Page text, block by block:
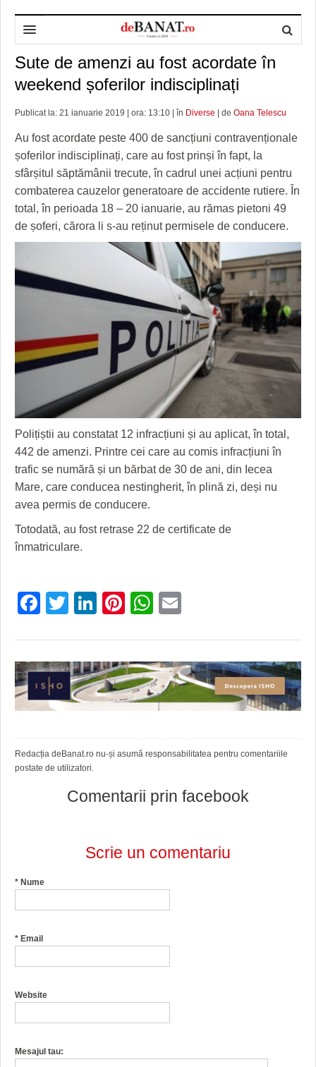
HOME
DESPRE NOI
REDACȚIA DEBANAT
POLITICA DE COOKIES
POLITICA DE CONFIDENȚIALITATE
ADMINISTRAȚIE
PRIMĂRIA TIMIŞOARA
CONSILIUL JUDEŢEAN TIMIŞ
PREFECTURA TIMIŞ
POLITICĂ
POLITICA
SPORT
POLI TIMISOARA
FOTBAL JUDETEAN
ALTE SPORTURI
OPINII
DOSARELE DEBANAT
ETICA LUCIDITĂȚII ASISTATE
JURNAL DE CAMPANIE
ZÂMBETE AMARE
GRĂDINA TAICII DOMNULUI
ZIARISTU’ DE TERASĂ
CU OIŞTEA-N KIERKEGAARD
FINANŢĂRI DE LA A LA Z
PE SURSE
TIMP LIBER ȘI CULTURĂ
TIMP LIBER
ULTRAMARIN VA RECOMANDA
CULTURA
CRONICĂ DE FILM
UNDE MERGEM
FILME DOCUMENTARE
CLIPURI VIDEO
JOCURI ONLINE
ECONOMIC
MAI MULTE
ANUNŢURI
INFO SI UTILE
CULTURA
INVATAMANT
JUSTITIE
FILME DOCUMENTARE
JOCURI ONLINE
FARMACII DIN TIMIŞOARA
LICEE, ŞCOLI ŞI GRĂDINIŢE DIN TIMIŞ
PRIMĂRIILE DIN TIMIŞ
SFATURI JURIDICE
Sute de amenzi au fost acordate în
weekend șoferilor indisciplinați
Publicat la: 21 ianuarie 2019 | ora: 13:10 | în Diverse | de Oana Telescu
Au fost acordate peste 400 de sancțiuni contravenționale
șoferilor indisciplinați, care au fost prinși în fapt, la
sfârșitul săptămânii trecute, în cadrul unei acțiuni pentru
combaterea cauzelor generatoare de accidente rutiere. În
total, în perioada 18 – 20 ianuarie, au rămas pietoni 49
de șoferi, cărora li s-au reținut permisele de conducere.
Polițiștii au constatat 12 infracțiuni și au aplicat, în total,
442 de amenzi. Printre cei care au comis infracțiuni în
trafic se numără și un bărbat de 30 de ani, din Iecea
Mare, care conducea nestingherit, în plină zi, deși nu
avea permis de conducere.
Totodată, au fost retrase 22 de certificate de
înmatriculare.
Facebook
Twitter
LinkedIn
Pinterest
WhatsApp
Redacția deBanat.ro nu-și asumă responsabilitatea pentru comentariile
postate de utilizatori.
Comentarii prin facebook
Scrie un comentariu
* Nume
* Email
Website
Mesajul tau: